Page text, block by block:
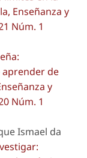
Enseñanza y
Núm. 1
aprender de
y
Núm. 1
Ismael da